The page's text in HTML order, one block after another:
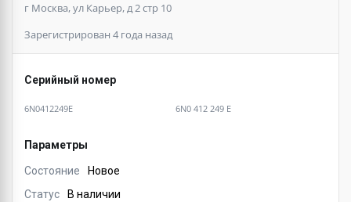
г Москва, ул Карьер, д 2 стр 10
Зарегистрирован 4 года назад
Серийный номер
6N0412249E 6N0 412 249 E
Параметры
Состояние
Новое
Статус
В наличии